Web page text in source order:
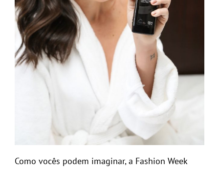
Como vocês podem imaginar, a Fashion Week